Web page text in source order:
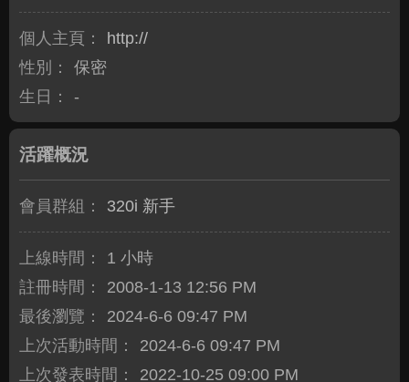
個人主頁：
http://
性別：
保密
生日：
-
活躍概況
會員群組： 320i 新手
上線時間：
1 小時
註冊時間：
2008-1-13 12:56 PM
最後瀏覽：
2024-6-6 09:47 PM
上次活動時間：
2024-6-6 09:47 PM
上次發表時間：
2022-10-25 09:00 PM